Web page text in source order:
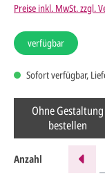
Preise inkl. MwSt. zzgl.
verfügbar
Sofort verfügbar,
Ohne Gestaltung
bestellen
Anzahl